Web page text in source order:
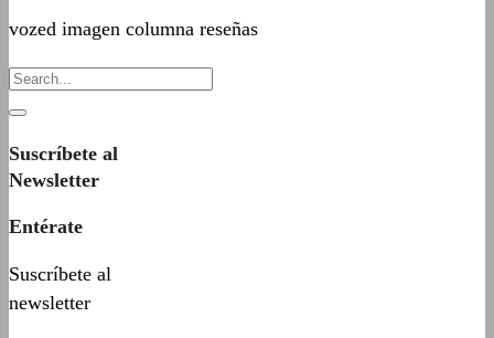
vozed imagen columna reseñas
Suscríbete al
Newsletter
Entérate
Suscríbete al
newsletter